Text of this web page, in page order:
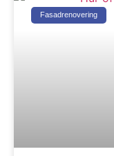
Fasadrenovering